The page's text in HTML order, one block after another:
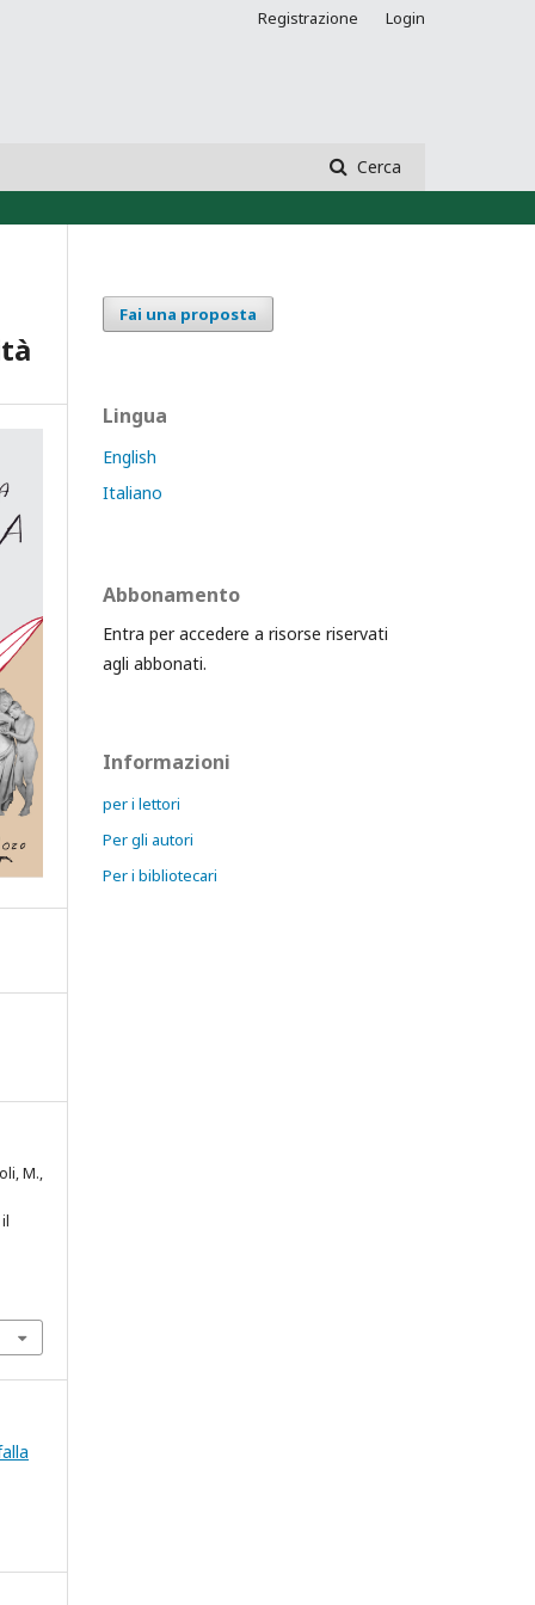
Cerca
Registrazione Login
M.,
Fai una proposta
Lingua
English
Italiano
Abbonamento
Entra per accedere a risorse riservati
agli abbonati.
Informazioni
per i lettori
Per gli autori
Per i bibliotecari